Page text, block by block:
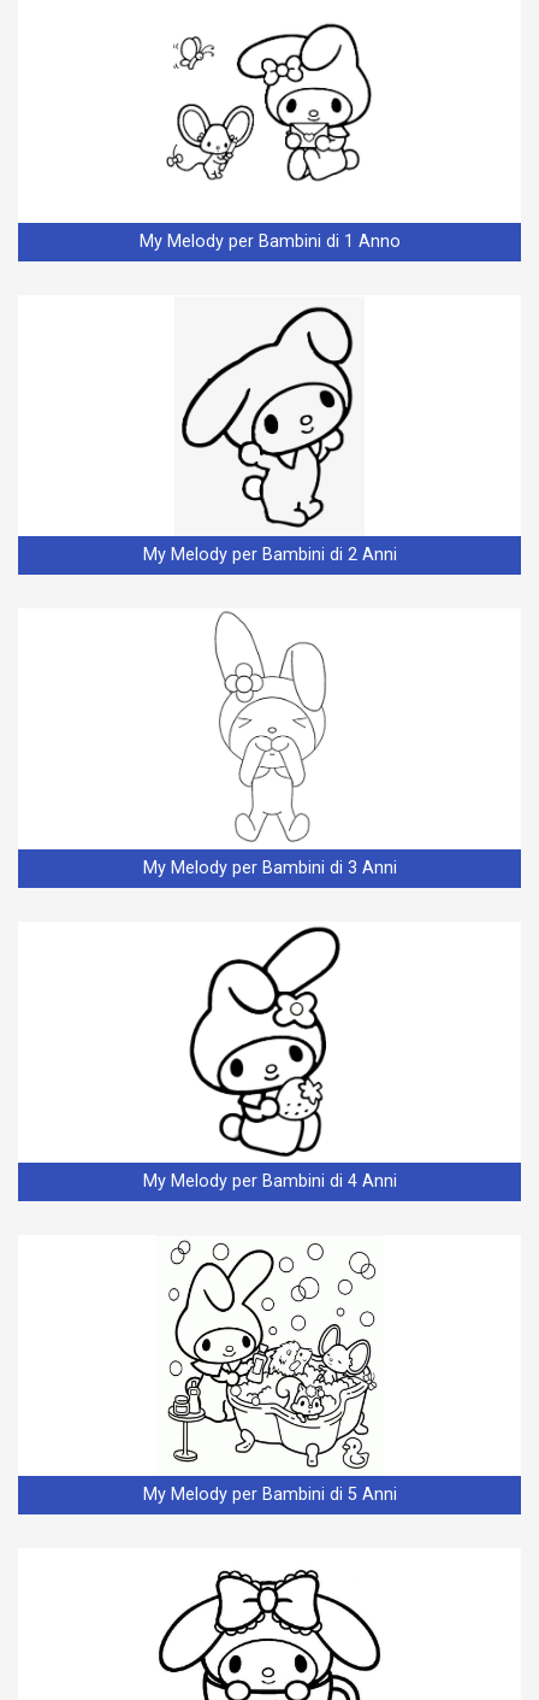
My Melody per Bambini di 1 Anno
My Melody per Bambini di 2 Anni
My Melody per Bambini di 3 Anni
My Melody per Bambini di 4 Anni
My Melody per Bambini di 5 Anni